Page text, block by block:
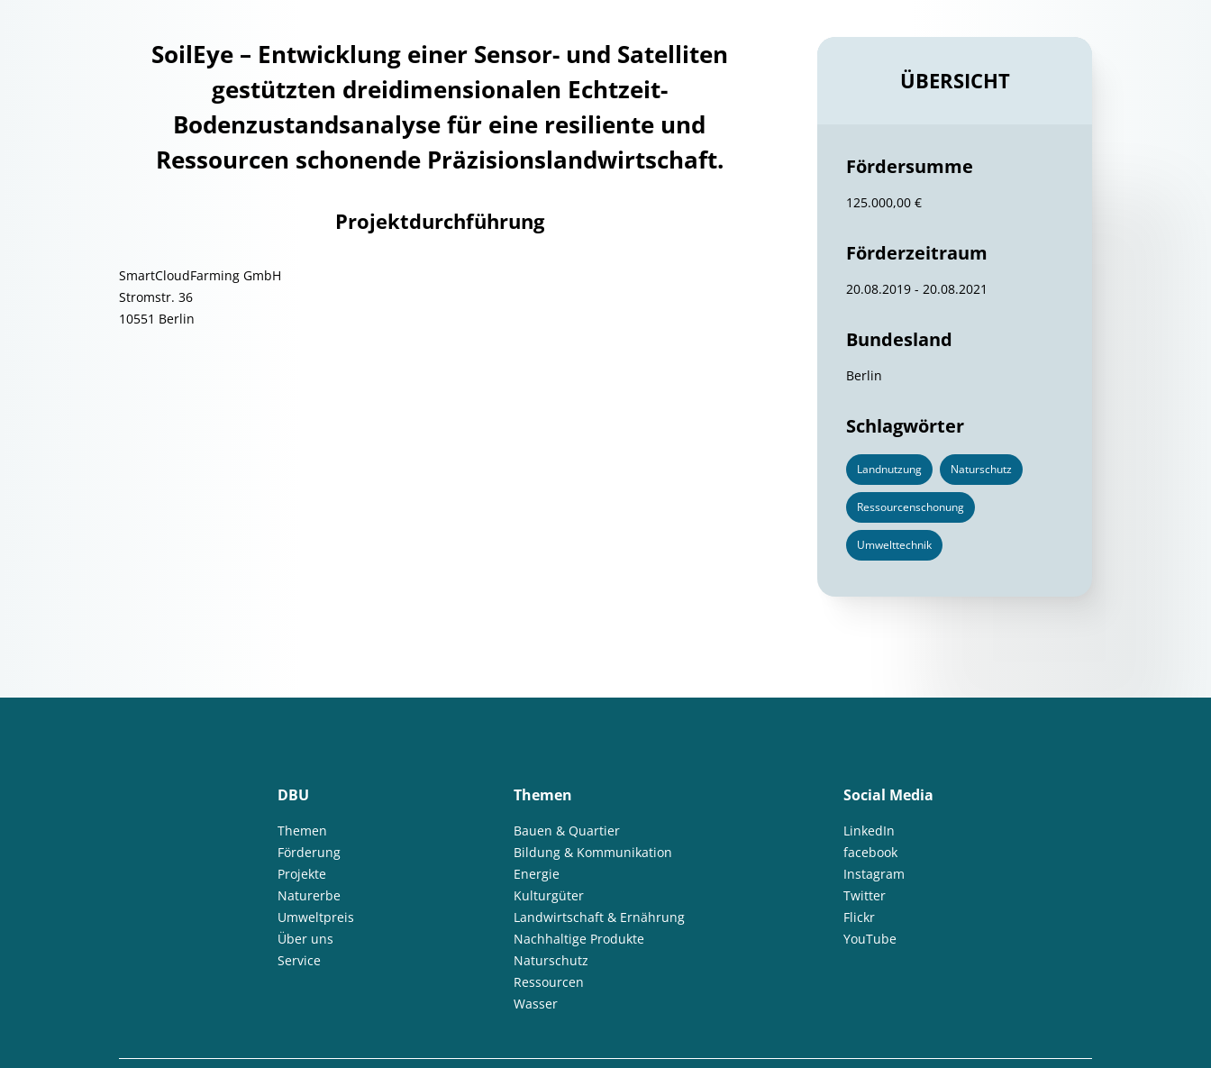
SoilEye – Entwicklung einer Sensor- und Satelliten
gestützten dreidimensionalen Echtzeit-
Bodenzustandsanalyse für eine resiliente und
Ressourcen schonende Präzisionslandwirtschaft.
Projektdurchführung
SmartCloudFarming GmbH
Stromstr. 36
10551 Berlin
ÜBERSICHT
Fördersumme
125.000,00 €
Förderzeitraum
20.08.2019 - 20.08.2021
Bundesland
Berlin
Schlagwörter
Landnutzung Naturschutz
Ressourcenschonung
Umwelttechnik
DBU
Themen
Förderung
Projekte
Naturerbe
Umweltpreis
Über uns
Service
Themen
Bauen & Quartier
Bildung & Kommunikation
Energie
Kulturgüter
Landwirtschaft & Ernährung
Nachhaltige Produkte
Naturschutz
Ressourcen
Wasser
Social Media
LinkedIn
facebook
Instagram
Twitter
Flickr
YouTube